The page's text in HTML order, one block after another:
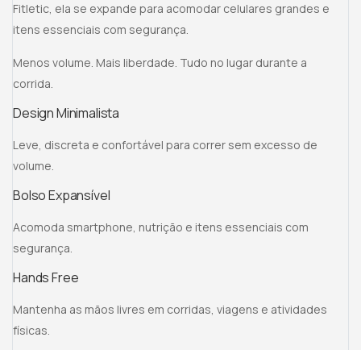
Fitletic, ela se expande para acomodar celulares grandes e
itens essenciais com segurança.
Menos volume. Mais liberdade. Tudo no lugar durante a
corrida.
Design Minimalista
Leve, discreta e confortável para correr sem excesso de
volume.
Bolso Expansível
Acomoda smartphone, nutrição e itens essenciais com
segurança.
Hands Free
Mantenha as mãos livres em corridas, viagens e atividades
físicas.